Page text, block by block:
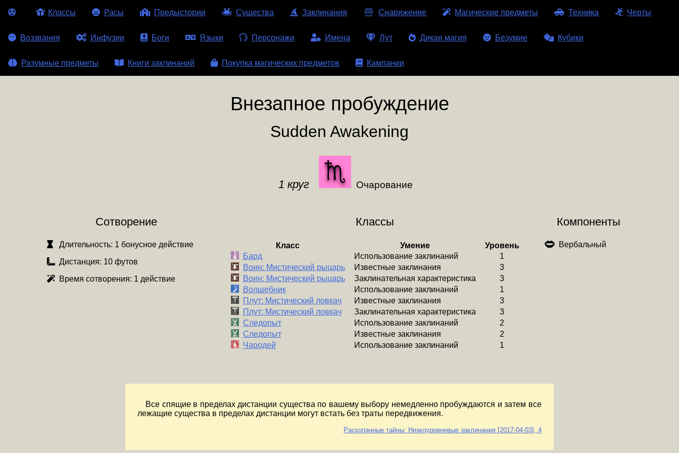
Классы Расы Предыстории Существа Заклинания Снаряжение Магические предметы Техника Черты
Воззвания Инфузии Боги Языки Персонажи Имена Лут Дикая магия Безумие Кубики
Разумные предметы Книги заклинаний Покупка магических предметов Кампании
Внезапное пробуждение
Sudden Awakening
1 круг Очарование
Сотворение
Длительность: 1 бонусное действие
Дистанция: 10 футов
Время сотворения: 1 действие
Классы
Класс Умение
Уровень
Бард
Использование заклинаний
1
Воин: Мистический рыцарь
Известные заклинания
3
Воин: Мистический рыцарь
Заклинательная характеристика
3
Волшебник
Использование заклинаний
1
Плут: Мистический ловкач
Известные заклинания
3
Плут: Мистический ловкач
Заклинательная характеристика
3
Следопыт
Использование заклинаний
2
Следопыт
Известные заклинания
2
Чародей
Использование заклинаний 1
Компоненты
Вербальный
Все спящие в пределах дистанции существа по вашему выбору немедленно пробуждаются и затем все
лежащие существа в пределах дистанции могут встать без траты передвижения.
Раскопанные тайны: Низкоуровневые заклинания [2017-04-03], 4